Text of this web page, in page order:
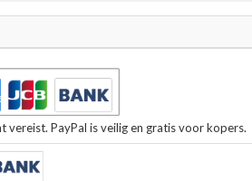
vereist. PayPal is veilig en gratis voor kopers.